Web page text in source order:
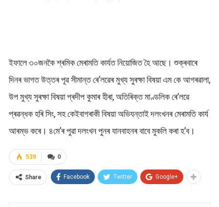
ইফালে ৩০জনকৈ শ্ৰমিক মেৰামতি কাৰ্যত নিয়োজিত হৈ আছে। শুক্ৰবাৰে
দিনৰ ভাগত উত্তৰ পূৱ সীমান্ত ৰে’লৱেৰ মুখ্য সুৰক্ষা বিষয়া এম কে আগৰৱালা,
উপ মুখ্য সুৰক্ষা বিষয়া প্ৰদীপ কুমাৰ হীৰা, অতিৰিক্ত মাণ্ডলিক ৰে’লৱে
প্ৰৱন্ধক হৰি সিং, সহ কেইবাগৰাকী বিষয়া অভিযন্তাই দলংখনৰ মেৰামতি কাৰ্য
আৰম্ভ কৰে। ৪মে’ৰ পুৱা দলংখন পুনৰ যানবাহনৰ বাবে মুকলি কৰা হ’ব।
0
539
Share Facebook Twitter Google+